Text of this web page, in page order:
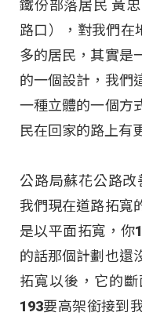
鐵份部落居民 黃
路口），對我們在
多的居民，其實是
的一個設計，我們
一種立體的一個方
民在回家的路上有
公路局蘇花公路
我們現在道路拓寬
是以平面拓寬，你
的話那個計劃也還
拓寬以後，它的
193要高架銜接到